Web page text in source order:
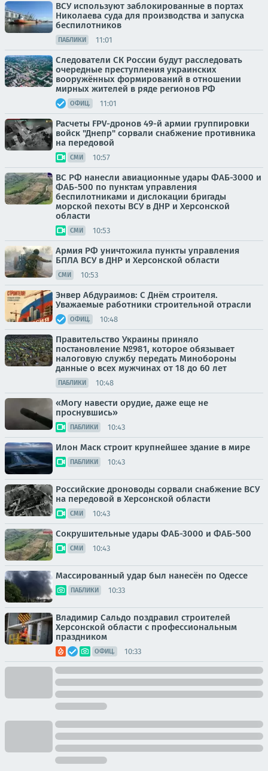
ВСУ используют заблокированные в портах
Николаева суда для производства и запуска
беспилотников
ПАБЛИКИ 11:01
Следователи СК России будут расследовать
очередные преступления украинских
вооружённых формирований в отношении
мирных жителей в ряде регионов РФ
ОФИЦ. 11:01
Расчеты FPV-дронов 49-й армии группировки
войск "Днепр" сорвали снабжение противника
на передовой
СМИ 10:57
ВС РФ нанесли авиационные удары ФАБ-3000 и
ФАБ-500 по пунктам управления
беспилотниками и дислокации бригады
морской пехоты ВСУ в ДНР и Херсонской
области
СМИ 10:53
Армия РФ уничтожила пункты управления
БПЛА ВСУ в ДНР и Херсонской области
СМИ 10:53
Энвер Абдураимов: С Днём строителя.
Уважаемые работники строительной отрасли
ОФИЦ. 10:48
Правительство Украины приняло
постановление №981, которое обязывает
налоговую службу передать Минобороны
данные о всех мужчинах от 18 до 60 лет
ПАБЛИКИ 10:48
«Могу навести орудие, даже еще не
проснувшись»
ПАБЛИКИ 10:43
Илон Маск строит крупнейшее здание в мире
ПАБЛИКИ 10:43
Российские дроноводы сорвали снабжение ВСУ
на передовой в Херсонской области
СМИ 10:43
Сокрушительные удары ФАБ-3000 и ФАБ-500
СМИ 10:43
Массированный удар был нанесён по Одессе
ПАБЛИКИ 10:33
Владимир Сальдо поздравил строителей
Херсонской области с профессиональным
праздником
ОФИЦ. 10:33